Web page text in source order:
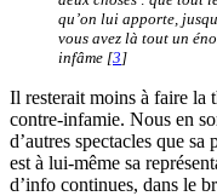
qu’on lui apporte,
vous avez là tout un
infâme [3]
Il resterait moins à faire la
contre-infamie. Nous en
d’autres spectacles que
est à lui-même sa
d’info continues, dans le